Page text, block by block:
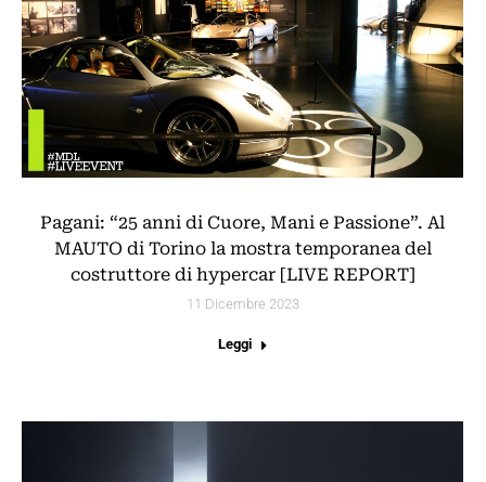
Pagani: “25 anni di Cuore, Mani e Passione”. Al
MAUTO di Torino la mostra temporanea del
costruttore di hypercar [LIVE REPORT]
11 Dicembre 2023
Leggi